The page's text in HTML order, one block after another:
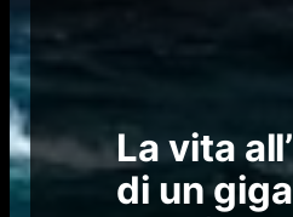
La vita
di un